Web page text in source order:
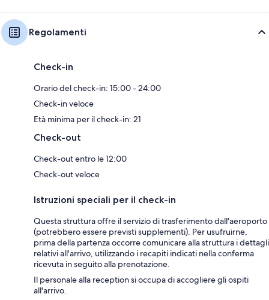
Regolamenti
Check-in
Orario del check-in: 15:00 - 24:00
Check-in veloce
Età minima per il check-in: 21
Check-out
Check-out entro le 12:00
Check-out veloce
Istruzioni speciali per il check-in
Questa struttura offre il servizio di trasferimento dall'aeroporto
(potrebbero essere previsti supplementi). Per usufruirne,
prima della partenza occorre comunicare alla struttura i dettagli
relativi all'arrivo, utilizzando i recapiti indicati nella conferma
ricevuta in seguito alla prenotazione.
Il personale alla reception si occupa di accogliere gli ospiti
all'arrivo.